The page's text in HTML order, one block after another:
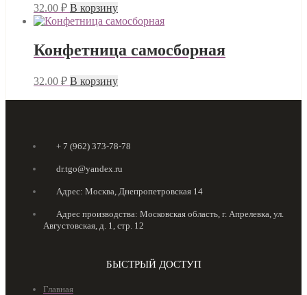
32.00 ₽ В корзину
Конфетница самосборная
32.00 ₽ В корзину
+ 7 (962) 373-78-78
dr.tgo@yandex.ru
Адрес: Москва, Днепропетровская 14
Адрес производства: Московская область, г. Апрелевка, ул.
Августовская, д. 1, стр. 12
БЫСТРЫЙ ДОСТУП
Главная